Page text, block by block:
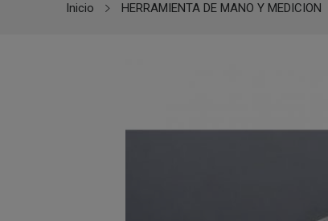
Inicio HERRAMIENTA DE MANO Y MEDICION